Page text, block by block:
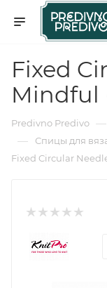
Fixed
Mindful
Predivno Predivo —
— Спицы для
Fixed Circular